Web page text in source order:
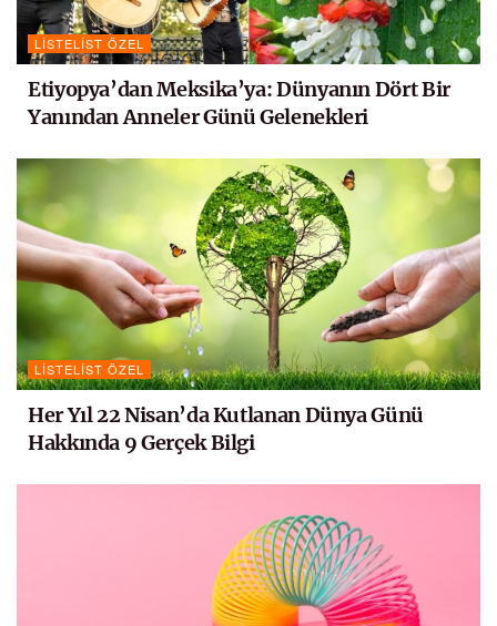
LISTELIST ÖZEL
Etiyopya’dan Meksika’ya: Dünyanın Dört Bir
Yanından Anneler Günü Gelenekleri
LISTELIST ÖZEL
Her Yıl 22 Nisan’da Kutlanan Dünya Günü
Hakkında 9 Gerçek Bilgi